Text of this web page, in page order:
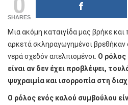
SHARES
Μια ακόμη καταιγίδα μας βρήκε και
αρκετά σκληραγωγημένοι βρεθήκαν
νερά σχεδόν απελπισμένοι. Ο ρόλος
είναι αν δεν έχει προβλέψει,
ψυχραιμία και ισορροπία στη
Ο ρόλος ενός καλού συμβούλου